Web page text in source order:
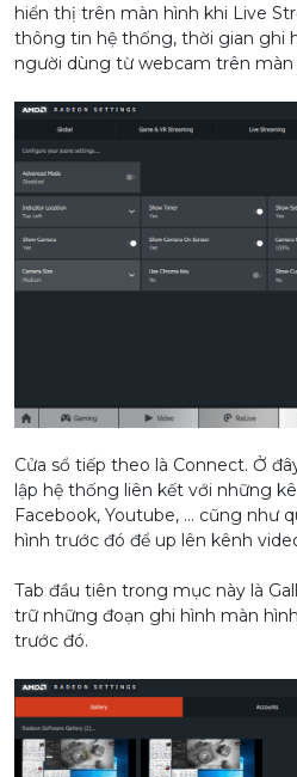
hiển thị trên màn hình khi Live
thông tin hệ thống, thời gian ghi
người dùng từ webcam trên màn
Cửa sổ tiếp theo là Connect. Ở
lập hệ thống liên kết với những
Facebook, Youtube, … cũng như
hình trước đó để up lên kênh
Tab đầu tiên trong mục này là
trữ những đoạn ghi hình màn
trước đó.